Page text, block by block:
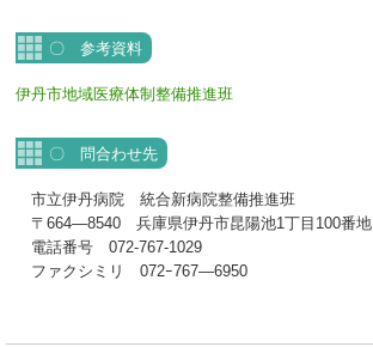
〇 参考資料
伊丹市地域医療体制整備推進班
〇 問合わせ先
市立伊丹病院 統合新病院整備推進班
〒664―8540 兵庫県伊丹市昆陽池1丁目100番地
電話番号 072-767-1029
ファクシミリ 072ｰ767―6950